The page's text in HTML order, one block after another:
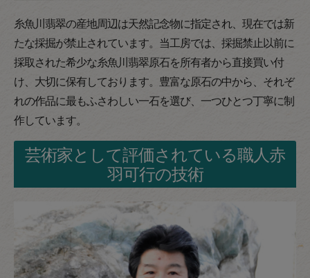
糸魚川翡翠の産地周辺は天然記念物に指定され、現在では新
たな採掘が禁止されています。当工房では、採掘禁止以前に
採取された希少な糸魚川翡翠原石を所有者から直接買い付
け、大切に保有しております。豊富な原石の中から、それぞ
れの作品に最もふさわしい一石を選び、一つひとつ丁寧に制
作しています。
芸術家として評価されている職人赤
羽可行の技術